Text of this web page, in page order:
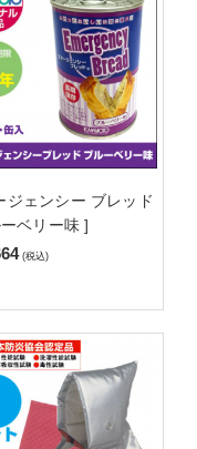
ジェンシー ブレッド
ベリー味 ]
(税込)